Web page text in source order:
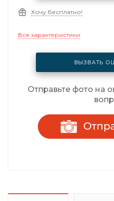
Хочу бесплатно!
Все характеристики
ВЫЗВАТЬ
Отправьте фото на